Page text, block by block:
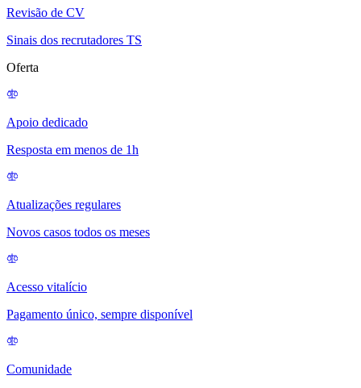
Revisão de CV
Sinais dos recrutadores TS
Oferta
Apoio dedicado
Resposta em menos de 1h
Atualizações regulares
Novos casos todos os meses
Acesso vitalício
Pagamento único, sempre disponível
Comunidade